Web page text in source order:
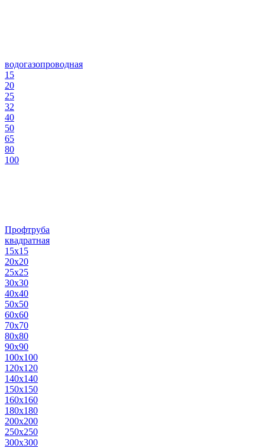
водогазопроводная
15
20
25
32
40
50
65
80
100
Профтруба
квадратная
15х15
20х20
25х25
30х30
40х40
50х50
60х60
70х70
80х80
90х90
100х100
120х120
140х140
150х150
160х160
180х180
200х200
250х250
300х300